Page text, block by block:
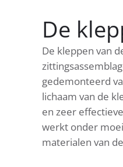
De
De kleppen van
gedemonteerd
lichaam van de
en zeer
werkt onder
materialen van